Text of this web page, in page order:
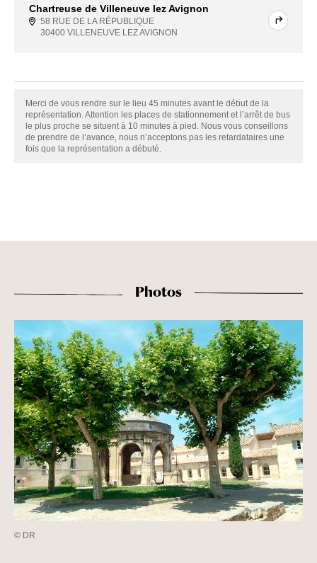
Chartreuse de Villeneuve lez Avignon
58 RUE DE LA RÉPUBLIQUE
30400 VILLENEUVE LEZ AVIGNON
Merci de vous rendre sur le lieu 45 minutes avant le début de la
représentation. Attention les places de stationnement et l’arrêt de bus
le plus proche se situent à 10 minutes à pied. Nous vous conseillons
de prendre de l’avance, nous n’acceptons pas les retardataires une
fois que la représentation a débuté.
Photos
© DR